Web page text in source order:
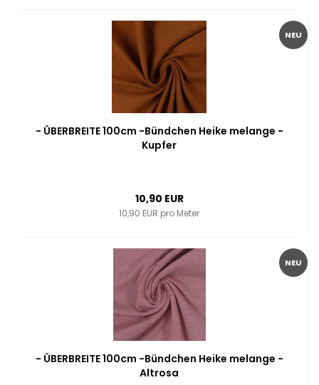
NEU
- ÜBERBREITE 100cm -Bündchen Heike melange -
Kupfer
10,90 EUR
10,90 EUR pro Meter
NEU
- ÜBERBREITE 100cm -Bündchen Heike melange -
Altrosa